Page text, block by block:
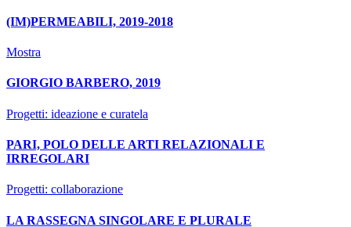
(IM)PERMEABILI, 2019-2018
Mostra
GIORGIO BARBERO, 2019
Progetti: ideazione e curatela
PARI, POLO DELLE ARTI RELAZIONALI E
IRREGOLARI
Progetti: collaborazione
LA RASSEGNA SINGOLARE E PLURALE